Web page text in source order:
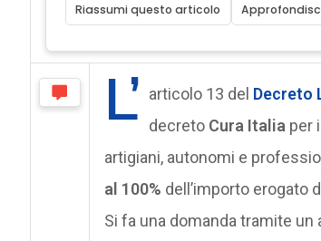
Riassumi questo articolo
L’ articolo 13 del Decreto
decreto Cura Italia per
artigiani, autonomi e
al 100% dell’importo erogato
Si fa una domanda tramite